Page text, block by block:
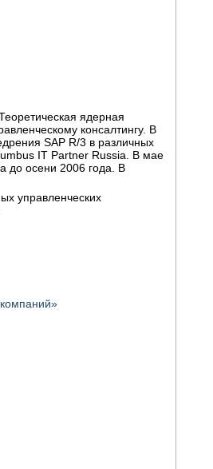
ядерная
консалтингу. В
SAP R/3 в различных
IT Partner Russia. В мае
до осени 2006 года. В
управленческих